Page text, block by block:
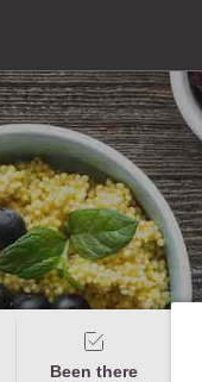
Been there